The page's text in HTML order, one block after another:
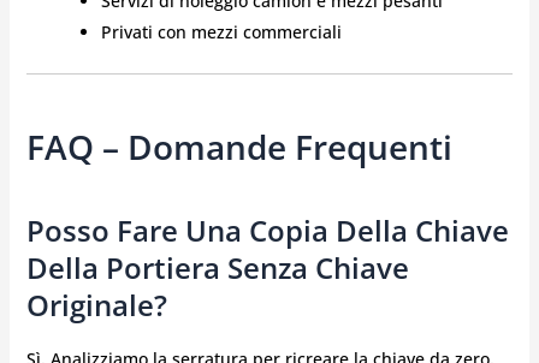
Privati con mezzi commerciali
FAQ – Domande Frequenti
Posso Fare Una Copia Della Chiave
Della Portiera Senza Chiave
Originale?